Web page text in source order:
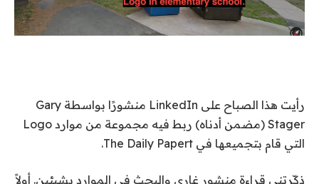
رأيت هذا الصباح على LinkedIn منشورًا بواسطة Gary
Stager (مضمن أدناه) ربط فيه مجموعة من موارد Logo
التي قام بتجميعها في The Daily Papert.
ذكّرتني قراءة منشور غاري والبحث في الموارد بشيئين. أولاً